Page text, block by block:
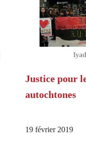
Justice pour
autochtones
19 février 2019